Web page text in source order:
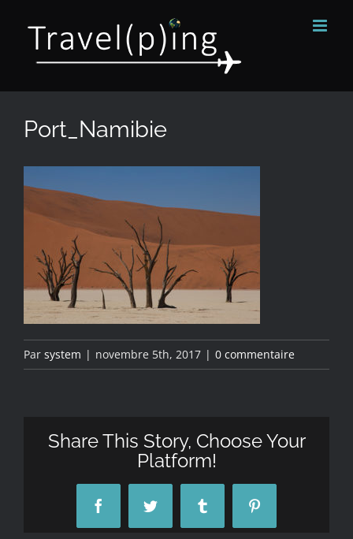
contenu
Port_Namibie
Par system | novembre 5th, 2017 | 0 commentaire
Share This Story, Choose Your
Platform!
FacebookTwitter Tumblr Pinterest